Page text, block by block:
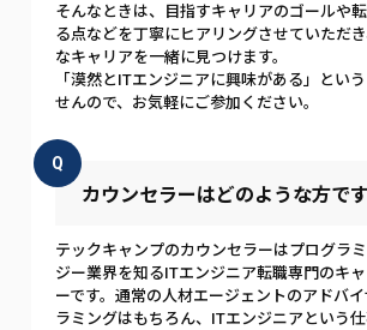
そんなときは、目指すキャリアのゴールや
る点などを丁寧にヒアリングさせていただ
なキャリアを一緒に見つけます。
「漠然とITエンジニアに興味がある」とい
せんので、お気軽にご参加ください。
Q
カウンセラーはどのような方で
テックキャンプのカウンセラーはプログラ
ジー業界を知るITエンジニア転職専門のキ
ーです。通常の人材エージェントのアドバ
ラミングはもちろん、ITエンジニアという